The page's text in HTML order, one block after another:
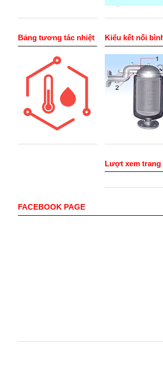
Bảng tương tác nhiệt Kiểu kết nối
Lượt xem trang
FACEBOOK PAGE